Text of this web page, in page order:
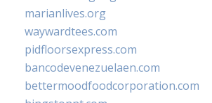
marianlives.org
waywardtees.com
pidfloorsexpress.com
bancodevenezuelaen.com
bettermoodfoodcorporation.com